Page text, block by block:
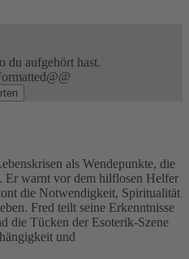
du aufgehört hast.
als Wendepunkte, die
Er warnt vor dem hilflosen Helfer
die Notwendigkeit, Spiritualität
Fred teilt seine Erkenntnisse
die Tücken der Esoterik-Szene
und